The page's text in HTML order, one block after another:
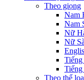
Theo giọng
Nam
Nam
Nữ
Nữ
Theo thể